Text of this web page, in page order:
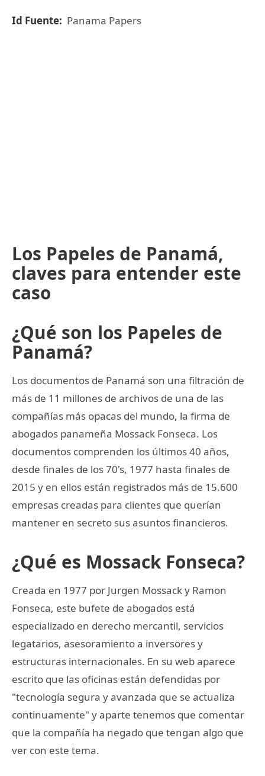
Id Fuente: Panama Papers
Los Papeles de Panamá,
claves para entender este
caso
¿Qué son los Papeles de
Panamá?
Los documentos de Panamá son una filtración de
más de 11 millones de archivos de una de las
compañías más opacas del mundo, la firma de
abogados panameña Mossack Fonseca. Los
documentos comprenden los últimos 40 años,
desde finales de los 70's, 1977 hasta finales de
2015 y en ellos están registrados más de 15.600
empresas creadas para clientes que querían
mantener en secreto sus asuntos financieros.
¿Qué es Mossack Fonseca?
Creada en 1977 por Jurgen Mossack y Ramon
Fonseca, este bufete de abogados está
especializado en derecho mercantil, servicios
legatarios, asesoramiento a inversores y
estructuras internacionales. En su web aparece
escrito que las oficinas están defendidas por
"tecnología segura y avanzada que se actualiza
continuamente" y aparte tenemos que comentar
que la compañía ha negado que tengan algo que
ver con este tema.